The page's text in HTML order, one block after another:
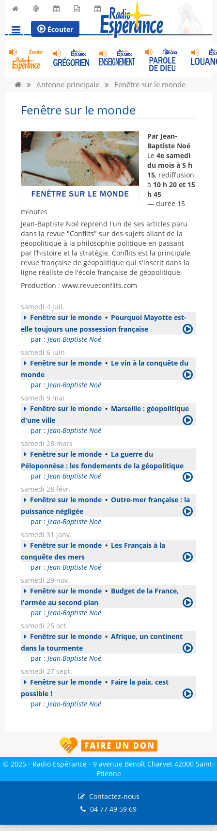
Écouter
Antenne principale Fenêtre sur le monde
Fenêtre sur le monde
Par Jean-
Baptiste Noé
Le 4e samedi
du mois à 5 h
15, rediffusion
à 10 h 20 et 15
h 45
— durée 15
minutes
Jean-Baptiste Noé reprend l'un de ses articles paru
dans la revue "Conflits" sur des sujets allant de la
géopolitique à la philosophie politique en passant
par l’histoire et la stratégie. Conflits est la principale
revue française de géopolitique qui s'inscrit dans la
ligne réaliste de l'école française de géopolitique.
Production : www.revueconflits.com
samedi 4 juil.
Fenêtre sur le monde • Pourquoi Mayotte est-
elle toujours une possession française
par : Jean-Baptiste Noé
samedi 6 juin
Fenêtre sur le monde • Le vin à la conquête du
monde
par : Jean-Baptiste Noé
samedi 9 mai
Fenêtre sur le monde • Marseille : géopolitique
d'une ville
par : Jean-Baptiste Noé
samedi 28 mars
Fenêtre sur le monde • La guerre du
Péloponnèse : les fondements de la géopolitique
par : Jean-Baptiste Noé
samedi 28 févr.
Fenêtre sur le monde • Outre-mer française : la
puissance négligée
par : Jean-Baptiste Noé
samedi 31 janv.
Fenêtre sur le monde • Les Français à la
conquête des mers
par : Jean-Baptiste Noé
samedi 29 nov.
Fenêtre sur le monde • Budget de la France,
l'armée au second plan
par : Jean-Baptiste Noé
samedi 25 oct.
Fenêtre sur le monde • Afrique, un continent
dans la tourmente
par : Jean-Baptiste Noé
samedi 27 sept.
Fenêtre sur le monde • Faire la paix, cest
possible !
par : Jean-Baptiste Noé
© 2025 - Radio Espérance - 9 avenue Benoît Charvet 42000 Saint-
Etienne
Contactez-nous
04 77 49 59 69